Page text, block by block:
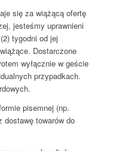
się za wiążącą ofertę
jesteśmy uprawnieni
tygodni od jej
Dostarczone
wyłącznie w geście
przypadkach.
pisemnej (np.
dostawę towarów do